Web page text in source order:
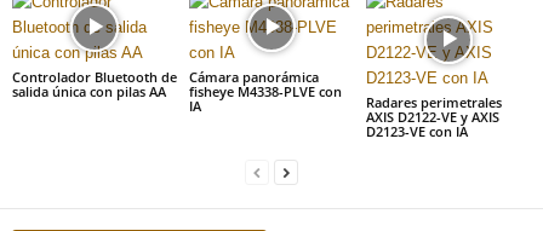
Controlador Bluetooth de
salida única con pilas AA
Cámara panorámica
fisheye M4338-PLVE con
IA
Radares perimetrales
AXIS D2122-VE y AXIS
D2123-VE con IA